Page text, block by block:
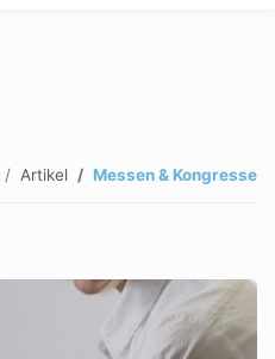
Artikel Messen & Kongresse